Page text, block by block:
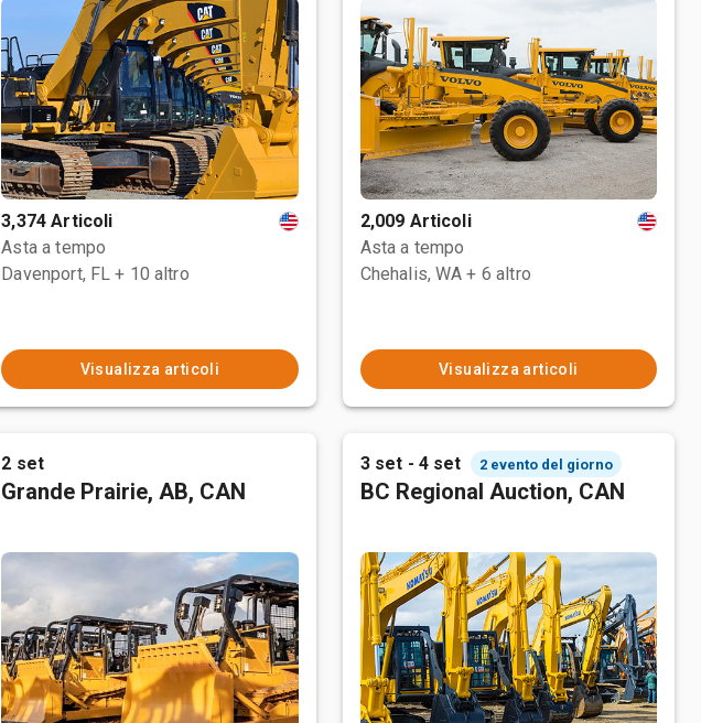
3,374 Articoli
Asta a tempo
Davenport, FL + 10 altro
Visualizza articoli
2,009 Articoli
Asta a tempo
Chehalis, WA + 6 altro
Visualizza articoli
2 set
Grande Prairie, AB, CAN
3 set - 4 set 2 evento del giorno
BC Regional Auction, CAN